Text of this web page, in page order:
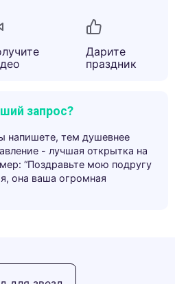
Дарите
праздник
запрос?
напишете, тем душевнее
- лучшая открытка на
“Поздравьте мою подругу
она ваша огромная